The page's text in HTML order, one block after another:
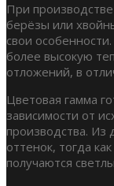
При
берёзы или
свои
более высокую
отложений, в
Цветовая гамма
зависимости от
производства.
оттенок, тогда
получаются